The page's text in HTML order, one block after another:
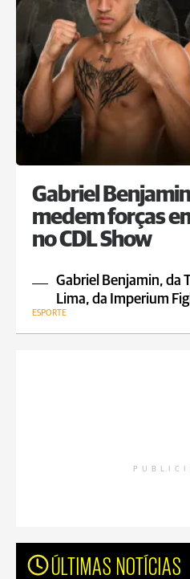
Gabriel
medem forças
no CDL Show
Gabriel Benjamin, da
Lima, da Imperium
ESPORTE
ÚLTIMAS NOTÍCIAS